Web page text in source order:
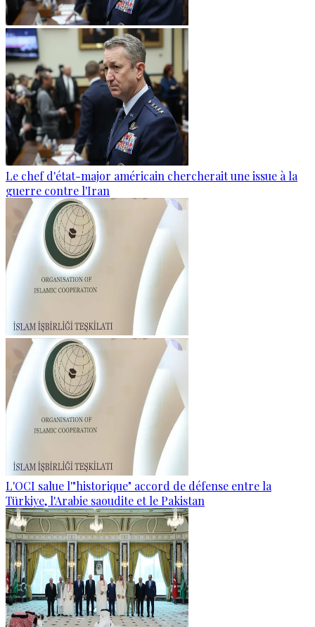
Le chef d'état-major américain chercherait une issue à la
guerre contre l'Iran
L'OCI salue l'"historique" accord de défense entre la
Türkiye, l'Arabie saoudite et le Pakistan